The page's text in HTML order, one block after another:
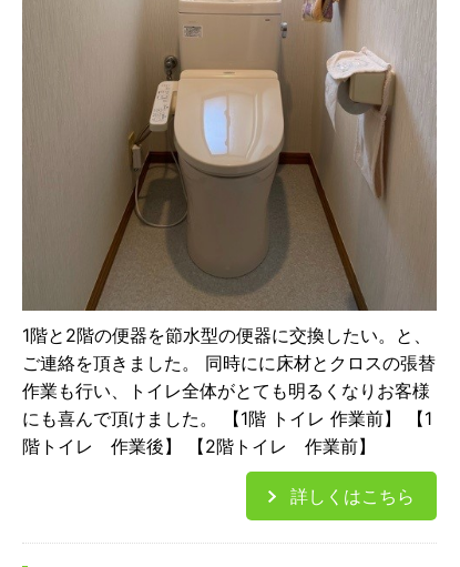
1階と2階の便器を節水型の便器に交換したい。と、
ご連絡を頂きました。 同時にに床材とクロスの張替
作業も行い、トイレ全体がとても明るくなりお客様
にも喜んで頂けました。 【1階 トイレ 作業前】 【1
階トイレ 作業後】 【2階トイレ 作業前】
詳しくはこちら